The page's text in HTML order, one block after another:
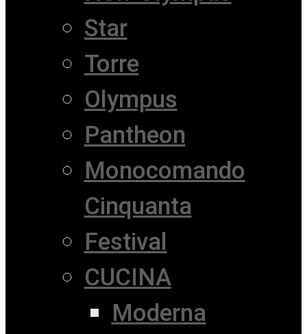
Star
Torre
Olympus
Pantheon
Monocomando
Cinquanta
Festival
CUCINA
Moderna